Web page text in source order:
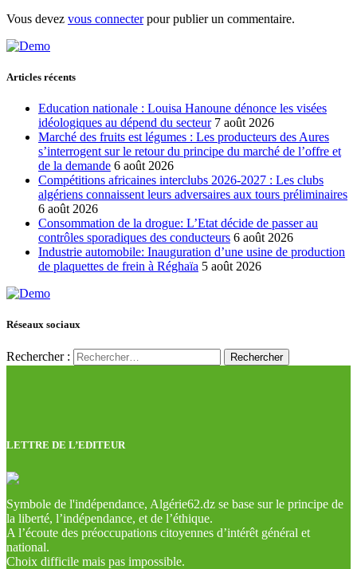
Vous devez vous connecterpour publier un commentaire.
Articles récents
Education nationale : Louisa Hanoune dénonce les visées
idéologiques au dépend du secteur 7 août 2026
Marché des fruits est légumes : Les producteurs des Aures
s’interrogent sur le retour du principe du marché de l’offre et
de la demande 6 août 2026
Compétitions africaines interclubs 2026-2027 : Les clubs
algériens connaissent leurs adversaires aux tours préliminaires
6 août 2026
Consommation de la drogue: L’Etat décide de passer au
contrôles sporadiques des conducteurs 6 août 2026
Industrie automobile: Inauguration d’une usine de production
de plaquettes de frein à Réghaïa 5 août 2026
Réseaux sociaux
Rechercher :
LETTRE DE L’EDITEUR
Symbole de l'indépendance, Algérie62.dz se base sur le principe de
la liberté, l’indépendance, et de l’éthique.
A l’écoute des préoccupations citoyennes d’intérêt général et
national.
Choix difficile mais pas impossible.